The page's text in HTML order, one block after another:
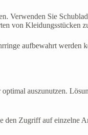
Verwenden Sie
von Kleidungsstücken
aufbewahrt
auszunutzen.
den Zugriff auf